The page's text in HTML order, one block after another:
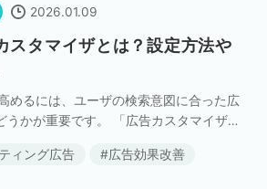
クス
2026.01.09
タマイザとは？設定方法や
めるには、ユーザの検索意図に合った広
うかが重要です。 「広告カスタマイザ」
ことができ、ユーザの検索 […]
ィング広告
広告効果改善